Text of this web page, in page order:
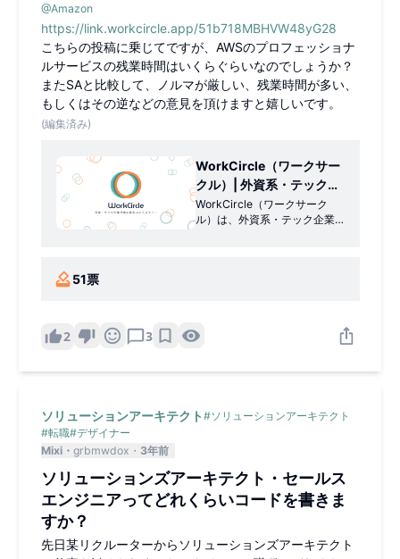
@Amazon
https://link.workcircle.app/51b718MBHVW48yG28
こちらの投稿に乗じてですが、AWSのプロフェッショナ
ルサービスの残業時間はいくらぐらいなのでしょうか？
またSAと比較して、ノルマが厳しい、残業時間が多い、
もしくはその逆などの意見を頂けますと嬉しいです。
(編集済み)
WorkCircle（ワークサー
クル）| 外資系・テック企
業社員コミュニティ
WorkCircle（ワークサーク
ル）は、外資系・テック企業
意しました。WorkCircleは社
あうことで、企業文化を向上
51票
2 3
ソリューションアーキテクト #ソリューションアーキテクト
#転職#デザイナー
Mixi
grbmwdox 3年前
ソリューションズアーキテクト・セールス
エンジニアってどれくらいコードを書きま
すか？
先日某リクルーターからソリューションズアーキテクト